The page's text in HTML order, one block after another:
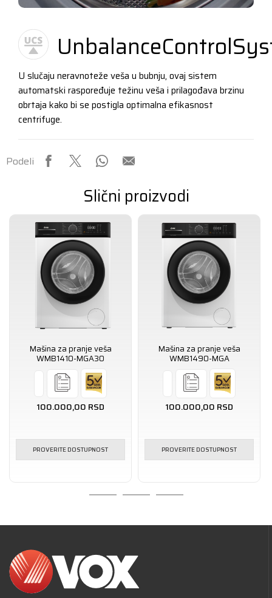
U slučaju neravnoteže veša u bubnju, ovaj sistem
automatski raspoređuje težinu veša i prilagođava brzinu
obrtaja kako bi se postigla optimalna efikasnost
centrifuge.
Podeli
Slični proizvodi
Mašina za pranje veša
WMB1410-MGA30
100.000,00 RSD
PROVERITE DOSTUPNOST
Mašina za pranje veša
WMB1490-MGA
100.000,00 RSD
PROVERITE DOSTUPNOST